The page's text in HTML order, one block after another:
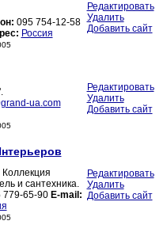
095 754-12-58
Россия
Редактировать
Удалить
Добавить сайт
ua.com
Редактировать
Удалить
Добавить сайт
и сантехника.
779-65-90 E-mail:
Редактировать
Удалить
Добавить сайт